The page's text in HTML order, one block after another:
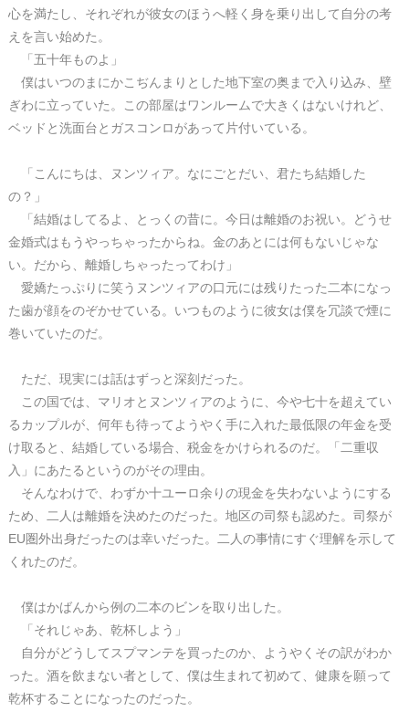
心を満たし、それぞれが彼女のほうへ軽く身を乗り出して自分の考
えを言い始めた。
「五十年ものよ」
僕はいつのまにかこぢんまりとした地下室の奥まで入り込み、壁
ぎわに立っていた。この部屋はワンルームで大きくはないけれど、
ベッドと洗面台とガスコンロがあって片付いている。
「こんにちは、ヌンツィア。なにごとだい、君たち結婚した
の？」
「結婚はしてるよ、とっくの昔に。今日は離婚のお祝い。どうせ
金婚式はもうやっちゃったからね。金のあとには何もないじゃな
い。だから、離婚しちゃったってわけ」
愛嬌たっぷりに笑うヌンツィアの口元には残りたった二本になっ
た歯が顔をのぞかせている。いつものように彼女は僕を冗談で煙に
巻いていたのだ。
ただ、現実には話はずっと深刻だった。
この国では、マリオとヌンツィアのように、今や七十を超えてい
るカップルが、何年も待ってようやく手に入れた最低限の年金を受
け取ると、結婚している場合、税金をかけられるのだ。「二重収
入」にあたるというのがその理由。
そんなわけで、わずか十ユーロ余りの現金を失わないようにする
ため、二人は離婚を決めたのだった。地区の司祭も認めた。司祭が
EU圏外出身だったのは幸いだった。二人の事情にすぐ理解を示して
くれたのだ。
僕はかばんから例の二本のビンを取り出した。
「それじゃあ、乾杯しよう」
自分がどうしてスプマンテを買ったのか、ようやくその訳がわか
った。酒を飲まない者として、僕は生まれて初めて、健康を願って
乾杯することになったのだった。